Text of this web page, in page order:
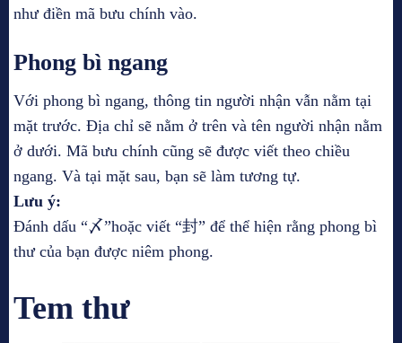
như điền mã bưu chính vào.
Phong bì ngang
Với phong bì ngang, thông tin người nhận vẫn nằm tại
mặt trước. Địa chỉ sẽ nằm ở trên và tên người nhận nằm
ở dưới. Mã bưu chính cũng sẽ được viết theo chiều
ngang. Và tại mặt sau, bạn sẽ làm tương tự.
Lưu ý:
Đánh dấu “〆”hoặc viết “封” để thể hiện rằng phong bì
thư của bạn được niêm phong.
Tem thư